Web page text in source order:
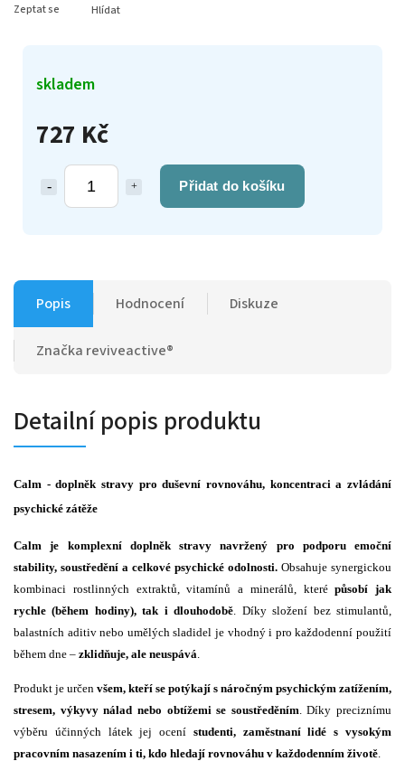
727 Kč
Přidat do košíku
skladem
Zeptat se Hlídat
Popis Hodnocení Diskuze
Značka reviveactive®
Detailní popis produktu
Calm - doplněk stravy pro duševní rovnováhu, koncentraci a zvládání
psychické zátěže
Calm je komplexní doplněk stravy navržený pro podporu emoční
stability, soustředění a celkové psychické odolnosti. Obsahuje synergickou
kombinaci rostlinných extraktů, vitamínů a minerálů, kterépůsobí jak
rychle (během hodiny), tak i dlouhodobě . Díky složení bez stimulantů,
balastních aditiv nebo umělých sladidel je vhodný i pro každodenní použití
během dne – zklidňuje, ale neuspává
Produkt je určen všem, kteří se potýkají s náročným psychickým zatížením,
stresem, výkyvy nálad nebo obtížemi se soustředěním . Díky preciznímu
výběru účinných látek jej ocení studenti, zaměstnaní lidé s vysokým
pracovním nasazením i ti, kdo hledají rovnováhu v každodenním životě